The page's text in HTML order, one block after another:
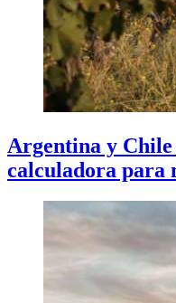
Argentina y Chile
calculadora para